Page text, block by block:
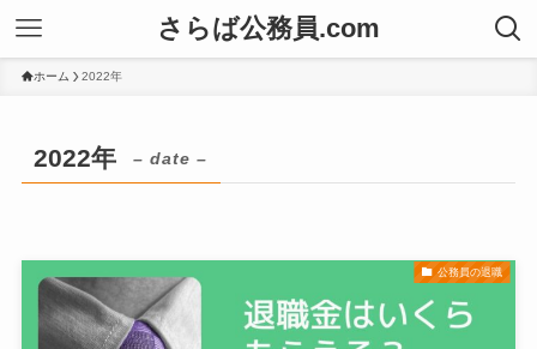
さらば公務員.com
ホーム 2022年
2022年 – date –
公務員の退職